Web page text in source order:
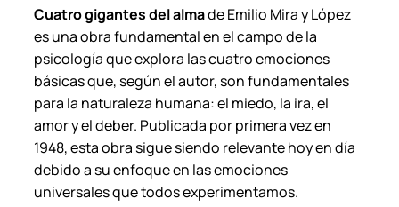
–
E
m
i
l
i
o
M
i
Cuatro gigantes del almade Emilio Mira y López
es una obra fundamental en el campo de la
psicología que explora las cuatro emociones
básicas que, según el autor, son fundamentales
para la naturaleza humana: el miedo, la ira, el
amor y el deber. Publicada por primera vez en
1948, esta obra sigue siendo relevante hoy en día
debido a su enfoque en las emociones
universales que todos experimentamos.